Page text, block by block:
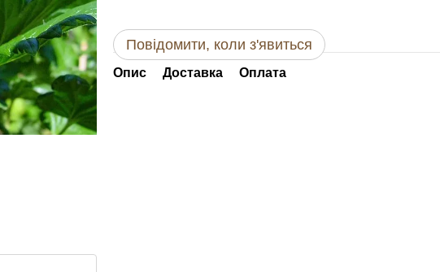
Повідомити, коли з'явиться
Опис Доставка Оплата